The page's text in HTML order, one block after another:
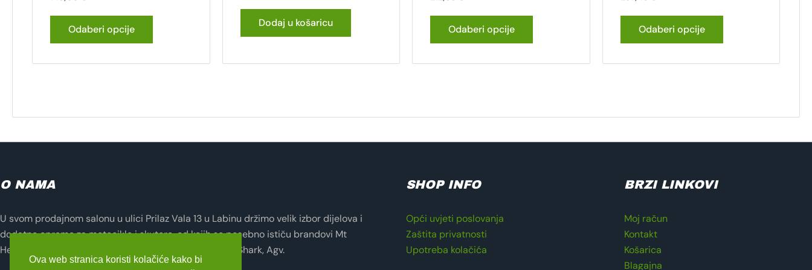
Odaberi opcije
Dodaj u košaricu
Odaberi opcije Odaberi opcije
O NAMA
U svom prodajnom salonu u ulici Prilaz Vala 13 u Labinu držimo velik izbor dijelova i
dodatne opreme za motocikle i skutere, od kojih se posebno ističu brandovi Mt
Helmets, Lampa, Evotech, Seventy Degrees, Zandona, Shark, Agv.
SHOP INFO
Opći uvjeti poslovanja
Zaštita privatnosti
Upotreba kolačića
BRZI LINKOVI
Moj račun
Kontakt
Košarica
Blagajna
Ova web stranica koristi kolačiće kako bi